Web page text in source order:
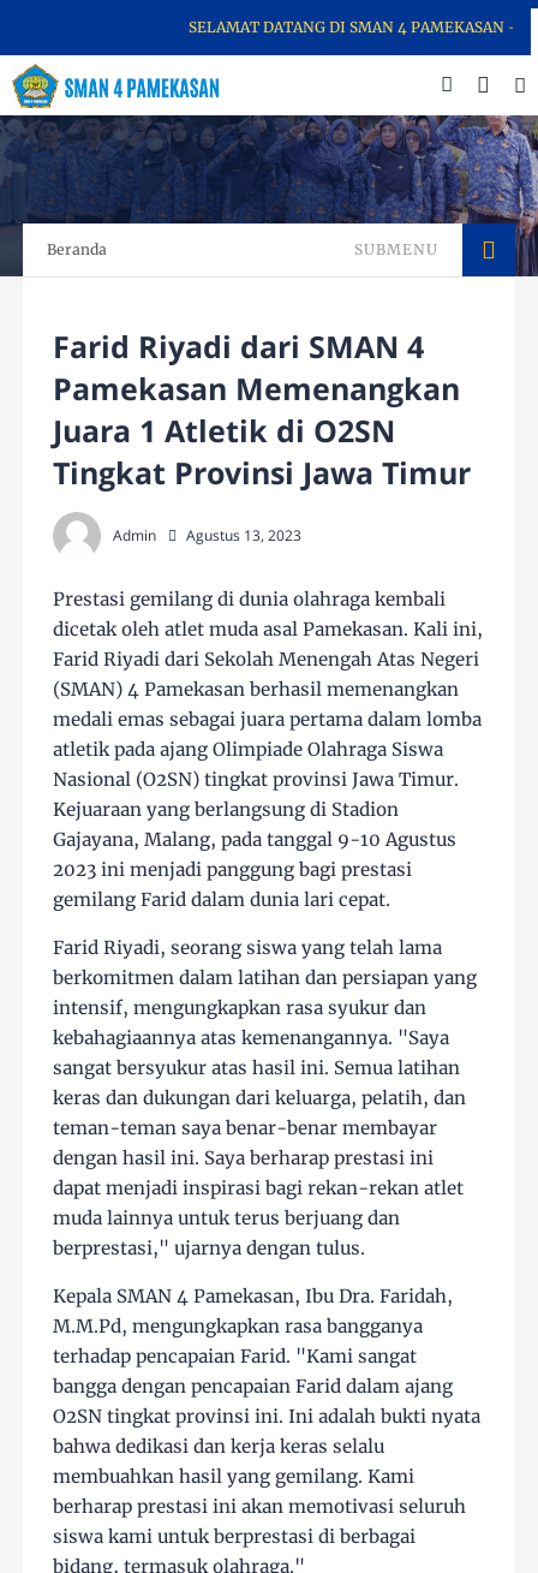
SELAMAT DATANG DI SMAN 4 PAMEKASAN -
Beranda SUBMENU
Farid Riyadi dari SMAN 4
Pamekasan Memenangkan
Juara 1 Atletik di O2SN
Tingkat Provinsi Jawa Timur
Admin Agustus 13, 2023
Prestasi gemilang di dunia olahraga kembali
dicetak oleh atlet muda asal Pamekasan. Kali ini,
Farid Riyadi dari Sekolah Menengah Atas Negeri
(SMAN) 4 Pamekasan berhasil memenangkan
medali emas sebagai juara pertama dalam lomba
atletik pada ajang Olimpiade Olahraga Siswa
Nasional (O2SN) tingkat provinsi Jawa Timur.
Kejuaraan yang berlangsung di Stadion
Gajayana, Malang, pada tanggal 9-10 Agustus
2023 ini menjadi panggung bagi prestasi
gemilang Farid dalam dunia lari cepat.
Farid Riyadi, seorang siswa yang telah lama
berkomitmen dalam latihan dan persiapan yang
intensif, mengungkapkan rasa syukur dan
kebahagiaannya atas kemenangannya. "Saya
sangat bersyukur atas hasil ini. Semua latihan
keras dan dukungan dari keluarga, pelatih, dan
teman-teman saya benar-benar membayar
dengan hasil ini. Saya berharap prestasi ini
dapat menjadi inspirasi bagi rekan-rekan atlet
muda lainnya untuk terus berjuang dan
berprestasi," ujarnya dengan tulus.
Kepala SMAN 4 Pamekasan, Ibu Dra. Faridah,
M.M.Pd, mengungkapkan rasa bangganya
terhadap pencapaian Farid. "Kami sangat
bangga dengan pencapaian Farid dalam ajang
O2SN tingkat provinsi ini. Ini adalah bukti nyata
bahwa dedikasi dan kerja keras selalu
membuahkan hasil yang gemilang. Kami
berharap prestasi ini akan memotivasi seluruh
siswa kami untuk berprestasi di berbagai
bidang, termasuk olahraga."